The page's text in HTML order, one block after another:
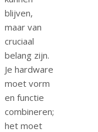
blijven,
maar van
cruciaal
belang zijn.
Je hardware
moet vorm
en functie
combineren;
het moet